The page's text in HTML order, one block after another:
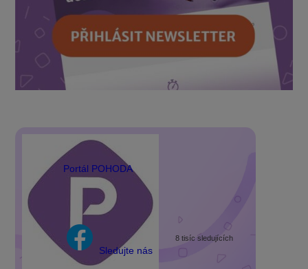
Portál POHODA
Sledujte nás
8 tisíc sledujících